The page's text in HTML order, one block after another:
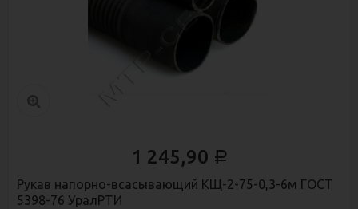
1 245,90 Р
Рукав напорно-всасывающий КЩ-2-75-0,3-6м ГОСТ
5398-76 УралРТИ